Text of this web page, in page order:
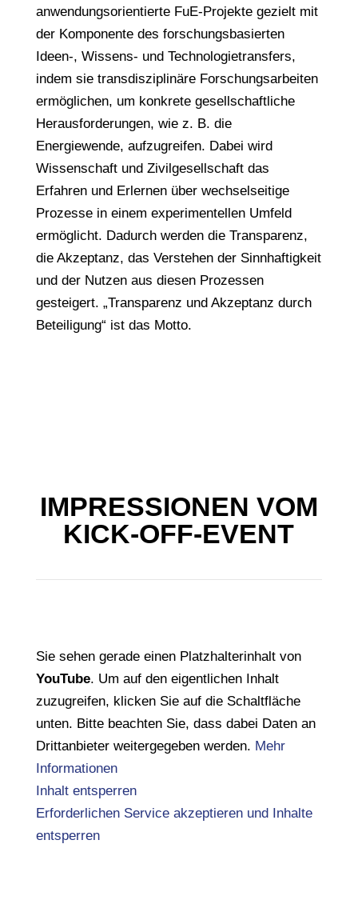
anwendungsorientierte FuE-Projekte gezielt mit
der Komponente des forschungsbasierten
Ideen-, Wissens- und Technologietransfers,
indem sie transdisziplinäre Forschungsarbeiten
ermöglichen, um konkrete gesellschaftliche
Herausforderungen, wie z. B. die
Energiewende, aufzugreifen. Dabei wird
Wissenschaft und Zivilgesellschaft das
Erfahren und Erlernen über wechselseitige
Prozesse in einem experimentellen Umfeld
ermöglicht. Dadurch werden die Transparenz,
die Akzeptanz, das Verstehen der Sinnhaftigkeit
und der Nutzen aus diesen Prozessen
gesteigert. „Transparenz und Akzeptanz durch
Beteiligung“ ist das Motto.
IMPRESSIONEN VOM
KICK-OFF-EVENT
Sie sehen gerade einen Platzhalterinhalt von
YouTube. Um auf den eigentlichen Inhalt
zuzugreifen, klicken Sie auf die Schaltfläche
unten. Bitte beachten Sie, dass dabei Daten an
Drittanbieter weitergegeben werden. Mehr
Informationen
Inhalt entsperren
Erforderlichen Service akzeptieren und Inhalte
entsperren